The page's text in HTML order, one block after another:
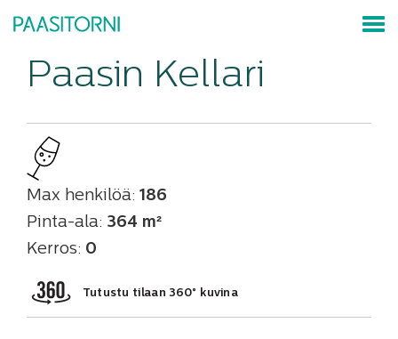
Paasin Kellari
Max henkilöä: 186
Pinta-ala: 364 m²
Kerros: 0
Tutustu tilaan 360° kuvina